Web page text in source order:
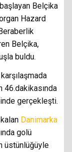
Belçika
Hazard
Belçika,
buldu.
46.dakikasında
gerçekleşti.
Danimarka
golü
üstünlüğüyle